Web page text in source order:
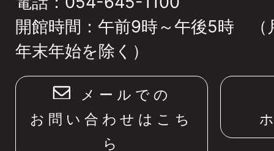
開館時間：午前9時～午後5時 （
年末年始を除く）
メールでの
お問い合わせはこち
ら